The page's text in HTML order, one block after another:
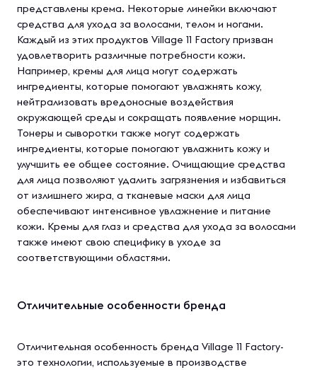
представлены крема. Некоторые линейки включают
средства для ухода за волосами, телом и ногами.
Каждый из этих продуктов Village 11 Factory призван
удовлетворить различные потребности кожи.
Например, кремы для лица могут содержать
ингредиенты, которые помогают увлажнять кожу,
нейтрализовать вредоносные воздействия
окружающей среды и сокращать появление морщин.
Тонеры и сыворотки также могут содержать
ингредиенты, которые помогают увлажнить кожу и
улучшить ее общее состояние. Очищающие средства
для лица позволяют удалить загрязнения и избавиться
от излишнего жира, а тканевые маски для лица
обеспечивают интенсивное увлажнение и питание
кожи. Кремы для глаз и средства для ухода за волосами
также имеют свою специфику в уходе за
соответствующими областями.
Отличительные особенности бренда
Отличительная особенность бренда Village 11 Factory-
это технологии, используемые в производстве